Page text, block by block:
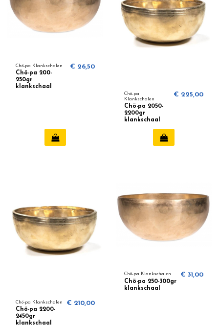
Chö-pa Klankschalen
Chö-pa 200-
250gr
klankschaal
€ 26,50
Chö-pa
Klankschalen
Chö-pa 2050-
2200gr
klankschaal
€ 225,00
Chö-pa Klankschalen
Chö-pa 2200-
2450gr
klankschaal
€ 210,00
Chö-pa Klankschalen
Chö-pa 250-300gr
klankschaal
€ 31,00